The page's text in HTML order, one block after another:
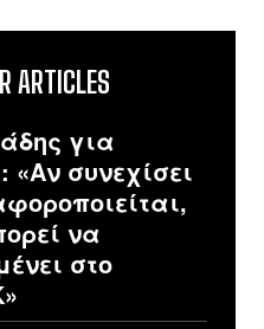
ARTICLES
για
«Αν συνεχίσει
να
στο